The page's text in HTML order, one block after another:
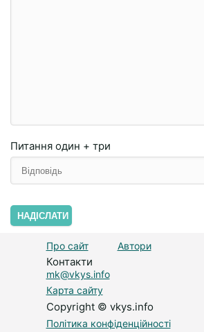
Питання один + три
НАДІСЛАТИ
Про сайт Автори
Контакти
mk@vkys.info
Карта сайту
Copyright © vkys.info
Політика конфіденційності